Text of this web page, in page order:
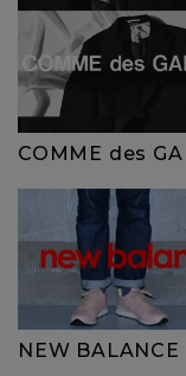
COMME des
NEW BALANCE